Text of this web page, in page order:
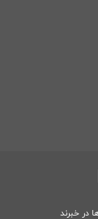
در خبرند